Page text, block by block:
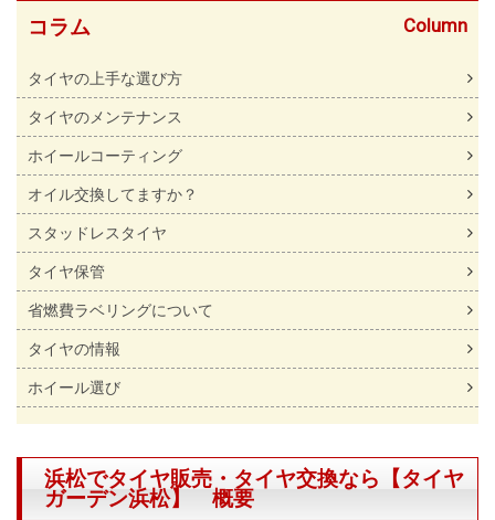
コラム Column
タイヤの上手な選び方
タイヤのメンテナンス
ホイールコーティング
オイル交換してますか？
スタッドレスタイヤ
タイヤ保管
省燃費ラベリングについて
タイヤの情報
ホイール選び
浜松でタイヤ販売・タイヤ交換なら【タイヤ
ガーデン浜松】 概要